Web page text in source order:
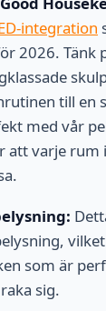
integration
2026. Tänk
till en
med vår
att varje rum
som är
sig.